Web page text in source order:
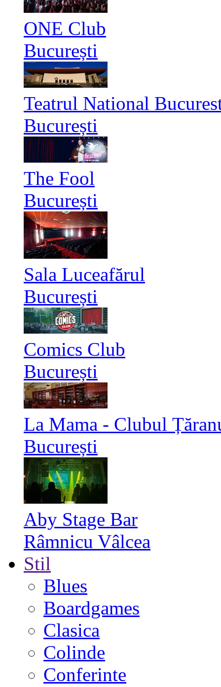
ONE Club
București
Teatrul National
București
The Fool
București
Sala Luceafărul
București
Comics Club
București
La Mama - Clubul
București
Aby Stage Bar
Râmnicu Vâlcea
Stil
Blues
Boardgames
Clasica
Colinde
Conferinte